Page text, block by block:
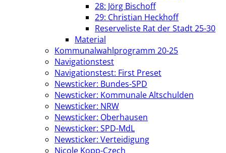
28: Jörg Bischoff
29: Christian Heckhoff
Reserveliste Rat der Stadt 25-30
Material
Kommunalwahlprogramm 20-25
Navigationstest
Navigationstest: First Preset
Newsticker: Bundes-SPD
Newsticker: Kommunale Altschulden
Newsticker: NRW
Newsticker: Oberhausen
Newsticker: SPD-MdL
Newsticker: Verteidigung
Nicole Kopp-Czech